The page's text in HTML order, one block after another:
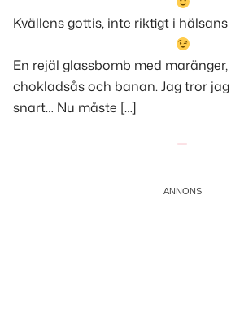
Kvällens gottis, inte riktigt i
En rejäl glassbomb med
chokladsås och banan. Jag tror
snart… Nu måste […]